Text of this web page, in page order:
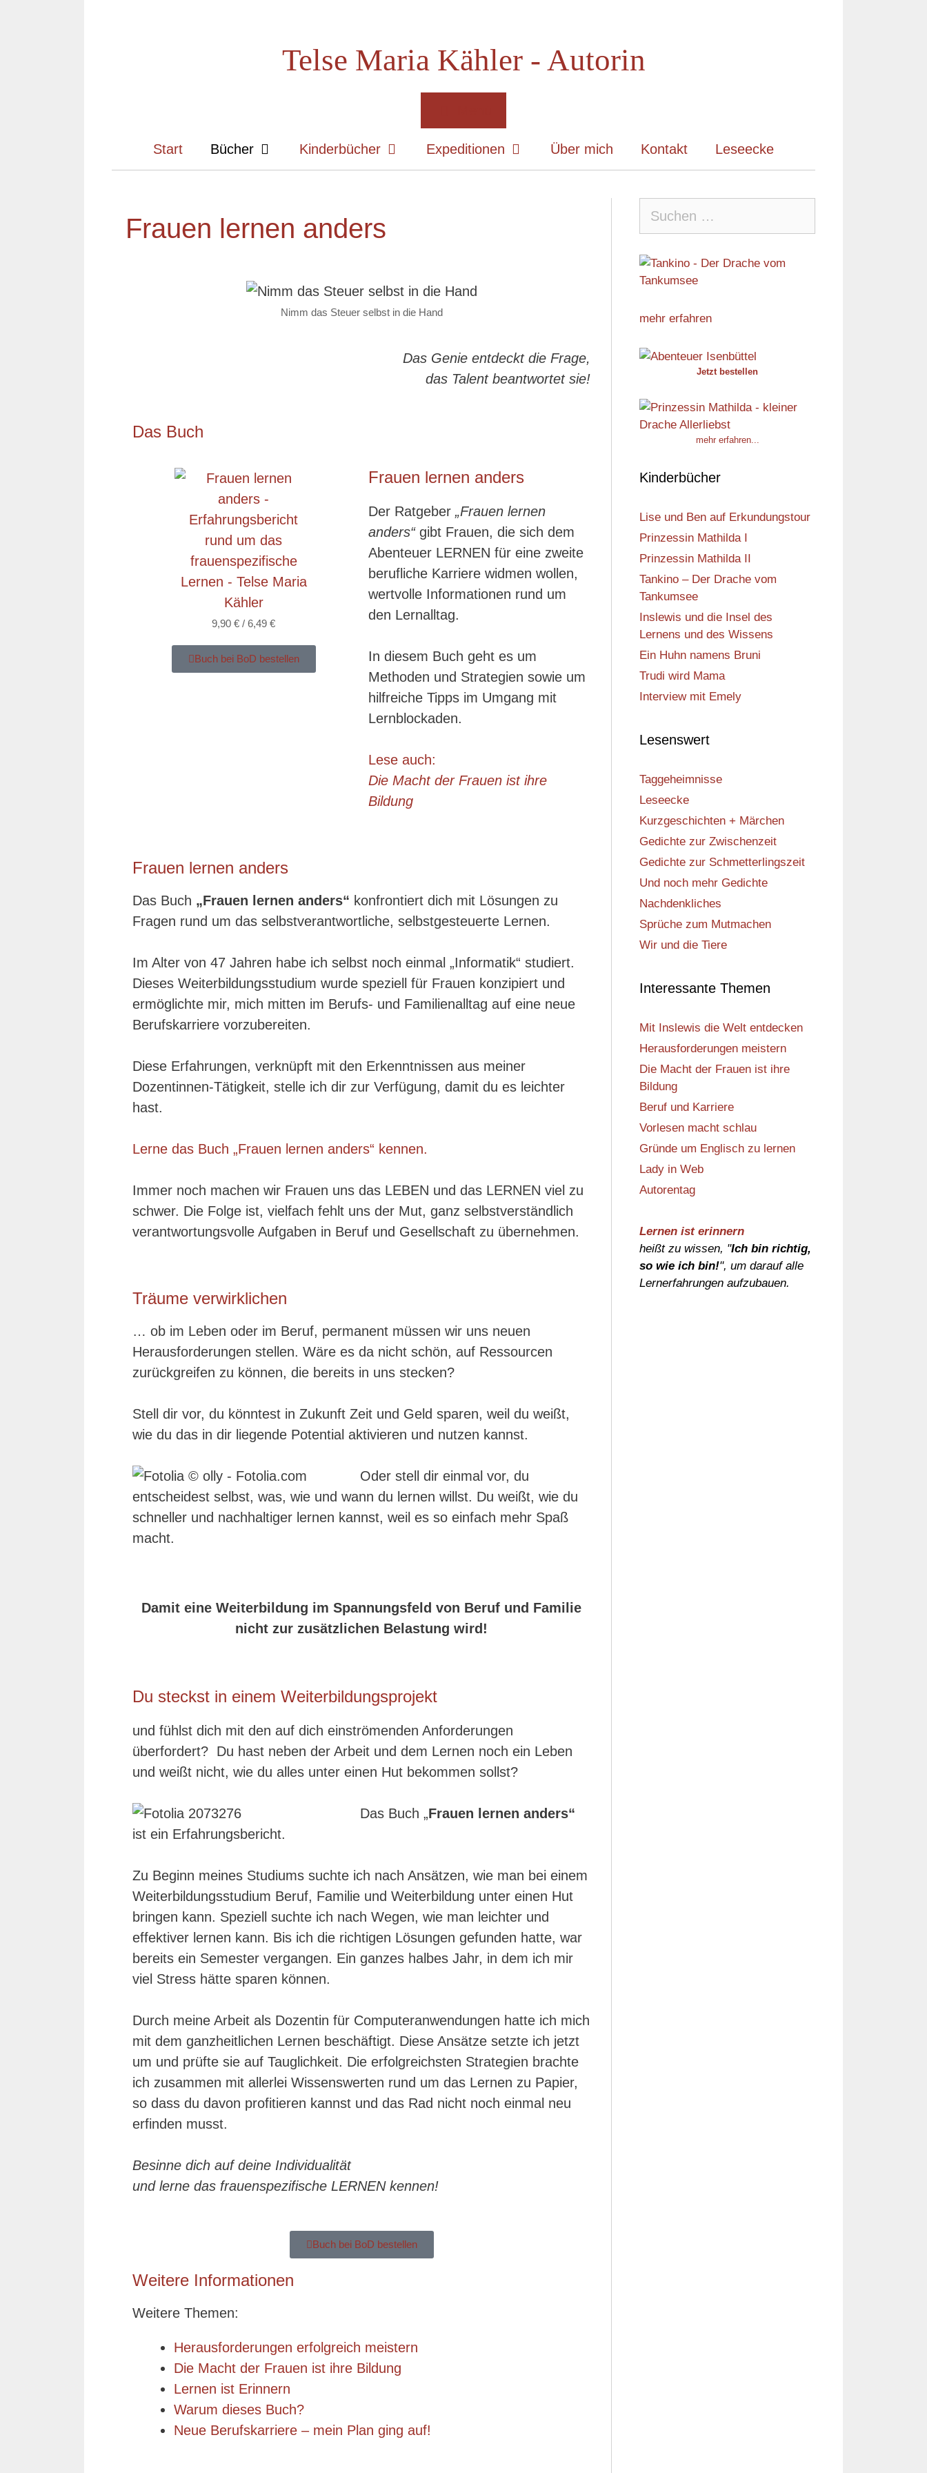
Telse Maria Kähler - Autorin
Start Bücher Kinderbücher Expeditionen Über mich Kontakt Leseecke
Frauen lernen anders
Nimm das Steuer selbst in die Hand
Das Genie entdeckt die Frage,
das Talent beantwortet sie!
Das Buch
9,90 € / 6,49 €
Buch bei BoD bestellen
Frauen lernen anders
Der Ratgeber „Frauen lernen
anders“gibt Frauen, die sich dem
Abenteuer LERNEN für eine zweite
berufliche Karriere widmen wollen,
wertvolle Informationen rund um
den Lernalltag.
In diesem Buch geht es um
Methoden und Strategien sowie um
hilfreiche Tipps im Umgang mit
Lernblockaden.
Lese auch:
Die Macht der Frauen ist ihre
Bildung
Frauen lernen anders
Das Buch „Frauen lernen anders“ konfrontiert dich mit Lösungen zu
Fragen rund um das selbstverantwortliche, selbstgesteuerte Lernen.
Im Alter von 47 Jahren habe ich selbst noch einmal „Informatik“ studiert.
Dieses Weiterbildungsstudium wurde speziell für Frauen konzipiert und
ermöglichte mir, mich mitten im Berufs- und Familienalltag auf eine neue
Berufskarriere vorzubereiten.
Diese Erfahrungen, verknüpft mit den Erkenntnissen aus meiner
Dozentinnen-Tätigkeit, stelle ich dir zur Verfügung, damit du es leichter
hast.
Lerne das Buch „Frauen lernen anders“ kennen.
Immer noch machen wir Frauen uns das LEBEN und das LERNEN viel zu
schwer. Die Folge ist, vielfach fehlt uns der Mut, ganz selbstverständlich
verantwortungsvolle Aufgaben in Beruf und Gesellschaft zu übernehmen.
Träume verwirklichen
… ob im Leben oder im Beruf, permanent müssen wir uns neuen
Herausforderungen stellen. Wäre es da nicht schön, auf Ressourcen
zurückgreifen zu können, die bereits in uns stecken?
Stell dir vor, du könntest in Zukunft Zeit und Geld sparen, weil du weißt,
wie du das in dir liegende Potential aktivieren und nutzen kannst.
Oder stell dir einmal vor, du
entscheidest selbst, was, wie und wann du lernen willst. Du weißt, wie du
schneller und nachhaltiger lernen kannst, weil es so einfach mehr Spaß
macht.
Damit eine Weiterbildung im Spannungsfeld von Beruf und Familie
nicht zur zusätzlichen Belastung wird!
Du steckst in einem Weiterbildungsprojekt
und fühlst dich mit den auf dich einströmenden Anforderungen
überfordert? Du hast neben der Arbeit und dem Lernen noch ein Leben
und weißt nicht, wie du alles unter einen Hut bekommen sollst?
Das Buch „Frauen lernen anders“
ist ein Erfahrungsbericht.
Zu Beginn meines Studiums suchte ich nach Ansätzen, wie man bei einem
Weiterbildungsstudium Beruf, Familie und Weiterbildung unter einen Hut
bringen kann. Speziell suchte ich nach Wegen, wie man leichter und
effektiver lernen kann. Bis ich die richtigen Lösungen gefunden hatte, war
bereits ein Semester vergangen. Ein ganzes halbes Jahr, in dem ich mir
viel Stress hätte sparen können.
Durch meine Arbeit als Dozentin für Computeranwendungen hatte ich mich
mit dem ganzheitlichen Lernen beschäftigt. Diese Ansätze setzte ich jetzt
um und prüfte sie auf Tauglichkeit. Die erfolgreichsten Strategien brachte
ich zusammen mit allerlei Wissenswerten rund um das Lernen zu Papier,
so dass du davon profitieren kannst und das Rad nicht noch einmal neu
erfinden musst.
Besinne dich auf deine Individualität
und lerne das frauenspezifische LERNEN kennen!
Buch bei BoD bestellen
Weitere Informationen
Weitere Themen:
Herausforderungen erfolgreich meistern
Die Macht der Frauen ist ihre Bildung
Lernen ist Erinnern
Warum dieses Buch?
Neue Berufskarriere – mein Plan ging auf!
mehr erfahren
Jetzt bestellen
mehr erfahren...
Kinderbücher
Lise und Ben auf Erkundungstour
Prinzessin Mathilda I
Prinzessin Mathilda II
Tankino – Der Drache vom
Tankumsee
Inslewis und die Insel des
Lernens und des Wissens
Ein Huhn namens Bruni
Trudi wird Mama
Interview mit Emely
Lesenswert
Taggeheimnisse
Leseecke
Kurzgeschichten + Märchen
Gedichte zur Zwischenzeit
Gedichte zur Schmetterlingszeit
Und noch mehr Gedichte
Nachdenkliches
Sprüche zum Mutmachen
Wir und die Tiere
Interessante Themen
Mit Inslewis die Welt entdecken
Herausforderungen meistern
Die Macht der Frauen ist ihre
Bildung
Beruf und Karriere
Vorlesen macht schlau
Gründe um Englisch zu lernen
Lady in Web
Autorentag
Lernen ist erinnern
heißt zu wissen, "Ich bin richtig,
so wie ich bin!", um darauf alle
Lernerfahrungen aufzubauen.